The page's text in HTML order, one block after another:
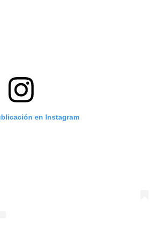
en Instagram